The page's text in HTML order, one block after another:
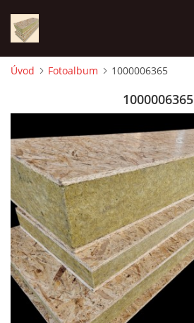
CENA
KONTAKT
VÝROBA PANELOV
VYUŽITIE
Úvod Fotoalbum 1000006365
1000006365